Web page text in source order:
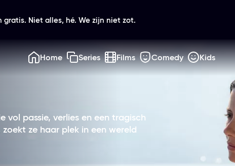
Niet alles, hé. We zijn niet zot.
Home Series Films Comedy Kids
vol passie, verlies en een tragisch
ze haar plek in een wereld